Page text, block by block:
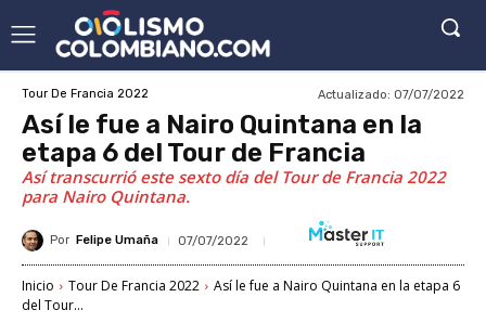
Tour De Francia 2022 Actualizado: 07/07/2022
Así le fue a Nairo Quintana en la
etapa 6 del Tour de Francia
Así transcurrió este sexto día del Tour de Francia 2022
para Nairo Quintana.
Por Felipe Umaña 07/07/2022
Inicio Tour De Francia 2022
Así le fue a Nairo Quintana en la etapa 6
del Tour...